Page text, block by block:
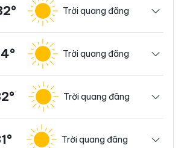
Trời quang đãng
Trời quang đãng
Trời quang đãng
Trời quang đãng